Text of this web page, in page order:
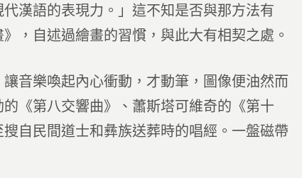
漢語的表現力。」這不知是否與那方法有
，自述過繪畫的習慣，與此大有相契之處。
音樂喚起內心衝動，才動筆，圖像便油然而
《第八交響曲》、蕭斯塔可維奇的《第十
自民間道士和彝族送葬時的唱經。一盤磁帶